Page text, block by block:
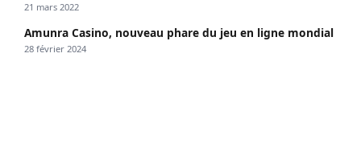
21 mars 2022
Amunra Casino, nouveau phare du jeu en ligne mondial
28 février 2024